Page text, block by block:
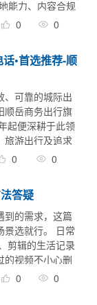
能力、内容合规
0 0
•首选推荐-顺
、可靠的城际出
顺岳商务出行旗
起便深耕于此领
旅游出行及追求
城际专线服
0 0
答疑
到的需求，这篇
景选就行。 日常
剪辑的生活记录
的视频不小心删
到一起，这时
0 0